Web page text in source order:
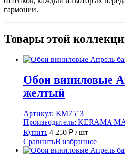
гармонии.
Товары этой
Обои виниловые
желтый
Артикул: KM7513
Производитель: KERAMA
Купить 4 250 ₽ / шт
СравнитьВ избранное